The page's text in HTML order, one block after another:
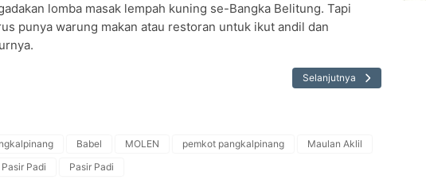
lomba masak lempah kuning se-Bangka Belitung. Tapi
punya warung makan atau restoran untuk ikut andil dan
Selanjutnya
Babel MOLEN pemkot pangkalpinang
Maulan Aklil
Padi Pasir Padi